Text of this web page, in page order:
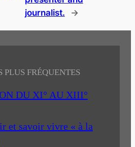
journalist.
→
PLUS FRÉQUENTES
DU XI° AU XIII°
et savoir vivre « à la